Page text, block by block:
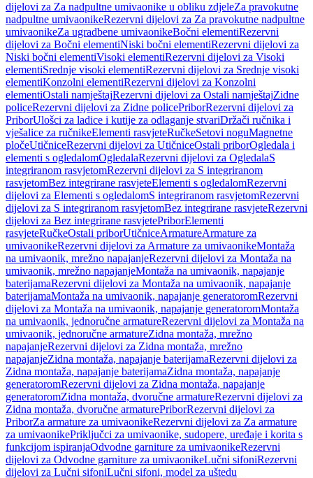
dijelovi za Za nadpultne umivaonike u obliku zdjeleZa pravokutne
nadpultne umivaonikeRezervni dijelovi za Za pravokutne nadpultne
umivaonikeZa ugradbene umivaonikeBočni elementiRezervni
dijelovi za Bočni elementiNiski bočni elementiRezervni dijelovi za
Niski bočni elementiVisoki elementiRezervni dijelovi za Visoki
elementiSrednje visoki elementiRezervni dijelovi za Srednje visoki
elementiKonzolni elementiRezervni dijelovi za Konzolni
elementiOstali namještajRezervni dijelovi za Ostali namještajZidne
policeRezervni dijelovi za Zidne policePriborRezervni dijelovi za
PriborUlošci za ladice i kutije za odlaganje stvariDržači ručnika i
vješalice za ručnikeElementi rasvjeteRučkeSetovi noguMagnetne
pločeUtičniceRezervni dijelovi za UtičniceOstali priborOgledala i
elementi s ogledalomOgledalaRezervni dijelovi za OgledalaS
integriranom rasvjetomRezervni dijelovi za S integriranom
rasvjetomBez integrirane rasvjeteElementi s ogledalomRezervni
dijelovi za Elementi s ogledalomS integriranom rasvjetomRezervni
dijelovi za S integriranom rasvjetomBez integrirane rasvjeteRezervni
dijelovi za Bez integrirane rasvjetePriborElementi
rasvjeteRučkeOstali priborUtičniceArmatureArmature za
umivaonikeRezervni dijelovi za Armature za umivaonikeMontaža
na umivaonik, mrežno napajanjeRezervni dijelovi za Montaža na
umivaonik, mrežno napajanjeMontaža na umivaonik, napajanje
baterijamaRezervni dijelovi za Montaža na umivaonik, napajanje
baterijamaMontaža na umivaonik, napajanje generatoromRezervni
dijelovi za Montaža na umivaonik, napajanje generatoromMontaža
na umivaonik, jednoručne armatureRezervni dijelovi za Montaža na
umivaonik, jednoručne armatureZidna montaža, mrežno
napajanjeRezervni dijelovi za Zidna montaža, mrežno
napajanjeZidna montaža, napajanje baterijamaRezervni dijelovi za
Zidna montaža, napajanje baterijamaZidna montaža, napajanje
generatoromRezervni dijelovi za Zidna montaža, napajanje
generatoromZidna montaža, dvoručne armatureRezervni dijelovi za
Zidna montaža, dvoručne armaturePriborRezervni dijelovi za
PriborZa armature za umivaonikeRezervni dijelovi za Za armature
za umivaonikePriključci za umivaonike, sudopere, uređaje i korita s
funkcijom ispiranjaOdvodne garniture za umivaonikeRezervni
dijelovi za Odvodne garniture za umivaonikeLučni sifoniRezervni
dijelovi za Lučni sifoniLučni sifoni, model za uštedu